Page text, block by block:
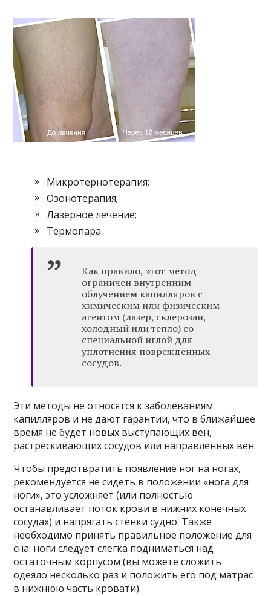
Микротернотерапия;
Озонотерапия;
Лазерное лечение;
Термопара.
Как правило, этот метод
ограничен внутренним
облучением капилляров с
химическим или физическим
агентом (лазер, склерозан,
холодный или тепло) со
специальной иглой для
уплотнения поврежденных
сосудов.
Эти методы не относятся к заболеваниям
капилляров и не дают гарантии, что в ближайшее
время не будет новых выступающих вен,
растрескивающих сосудов или направленных вен.
Чтобы предотвратить появление ног на ногах,
рекомендуется не сидеть в положении «нога для
ноги», это усложняет (или полностью
останавливает поток крови в нижних конечных
сосудах) и напрягать стенки судно. Также
необходимо принять правильное положение для
сна: ноги следует слегка подниматься над
остаточным корпусом (вы можете сложить
одеяло несколько раз и положить его под матрас
в нижнюю часть кровати).